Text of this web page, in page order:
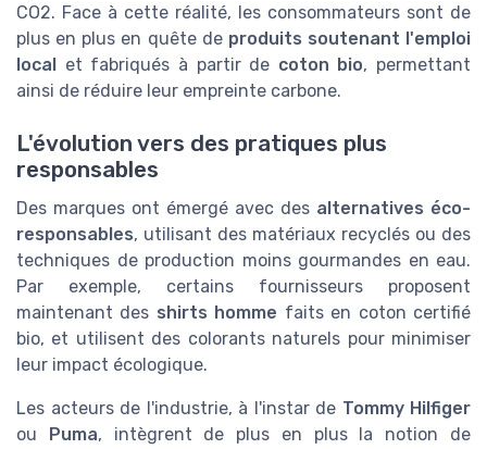
CO2. Face à cette réalité, les consommateurs sont de
plus en plus en quête de produits soutenant l'emploi
local et fabriqués à partir de coton bio, permettant
ainsi de réduire leur empreinte carbone.
L'évolution vers des pratiques plus
responsables
Des marques ont émergé avec des alternatives éco-
responsables, utilisant des matériaux recyclés ou des
techniques de production moins gourmandes en eau.
Par exemple, certains fournisseurs proposent
maintenant des shirts homme faits en coton certifié
bio, et utilisent des colorants naturels pour minimiser
leur impact écologique.
Les acteurs de l'industrie, à l'instar de Tommy Hilfiger
ou
Puma, intègrent de plus en plus la notion de